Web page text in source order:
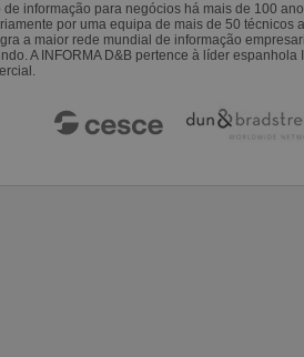
informação para negócios há mais de 100
por uma equipa de mais de 50 técnicos
a maior rede mundial de informação
A INFORMA D&B pertence à líder espanhola